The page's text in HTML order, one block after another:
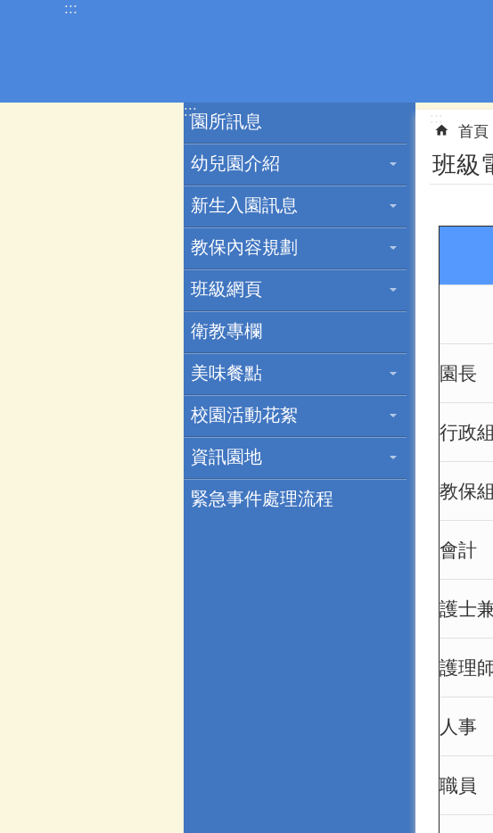
跳到主要內容區塊
:::
:::
園所訊息
幼兒園介紹
新生入園訊息
教保內容規劃
班級網頁
衛教專欄
美味餐點
校園活動花絮
資訊園地
緊急事件處理流程
:::
首頁
班級
園
行政
教保
會計
護士
護理
人事
職員